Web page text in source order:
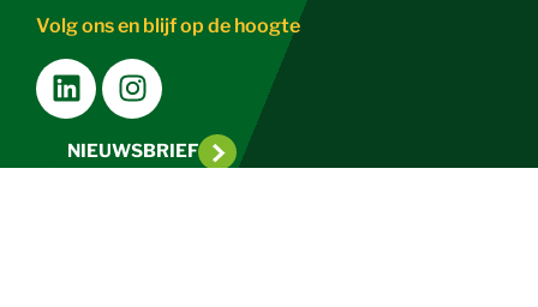
Volg ons en blijf op de hoogte
NIEUWSBRIEF